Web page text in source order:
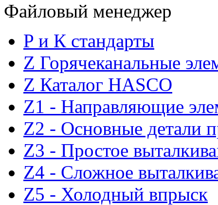
Файловый менеджер
P и К стандарты
Z Горячеканальные
Z Каталог HASCO
Z1 - Направляющие
Z2 - Основные детали
Z3 - Простое
Z4 - Сложное
Z5 - Холодный впрыск